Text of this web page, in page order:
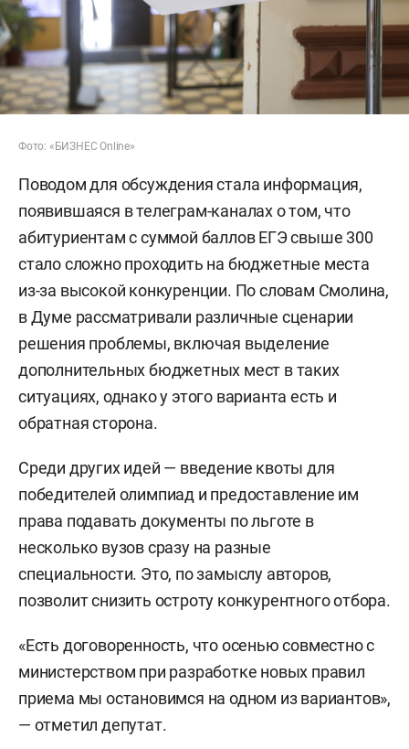
Фото: «БИЗНЕС Online»
Поводом для обсуждения стала информация,
появившаяся в телеграм-каналах о том, что
абитуриентам с суммой баллов ЕГЭ свыше 300
стало сложно проходить на бюджетные места
из-за высокой конкуренции. По словам Смолина,
в Думе рассматривали различные сценарии
решения проблемы, включая выделение
дополнительных бюджетных мест в таких
ситуациях, однако у этого варианта есть и
обратная сторона.
Среди других идей — введение квоты для
победителей олимпиад и предоставление им
права подавать документы по льготе в
несколько вузов сразу на разные
специальности. Это, по замыслу авторов,
позволит снизить остроту конкурентного отбора.
«Есть договоренность, что осенью совместно с
министерством при разработке новых правил
приема мы остановимся на одном из вариантов»,
— отметил депутат.